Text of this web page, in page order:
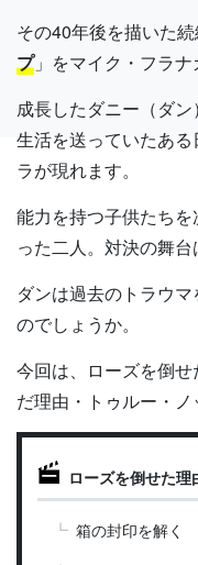
その40年後を描いた
プ」をマイク・フラナ
成長したダニー（ダ
生活を送っていたあ
ラが現れます。
能力を持つ子供たち
った二人。対決の舞台
ダンは過去のトラウ
のでしょうか。
今回は、ローズを倒
だ理由・トゥルー・ノ
ローズを倒せた理
箱の封印を解く